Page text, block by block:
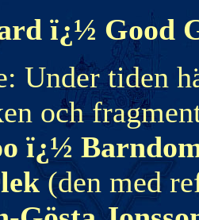
ï¿½ Good
Under tiden
och
ï¿½
(den med